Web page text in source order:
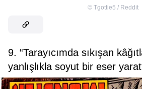
© Tgottie5 / Reddit
9. “Tarayıcımda sıkışan
yanlışlıkla soyut bir eser